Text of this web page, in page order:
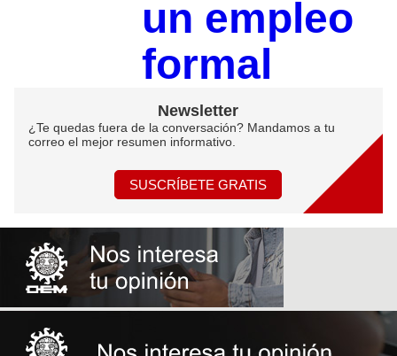
un empleo
formal
Newsletter
¿Te quedas fuera de la conversación? Mandamos a tu
correo el mejor resumen informativo.
SUSCRÍBETE GRATIS